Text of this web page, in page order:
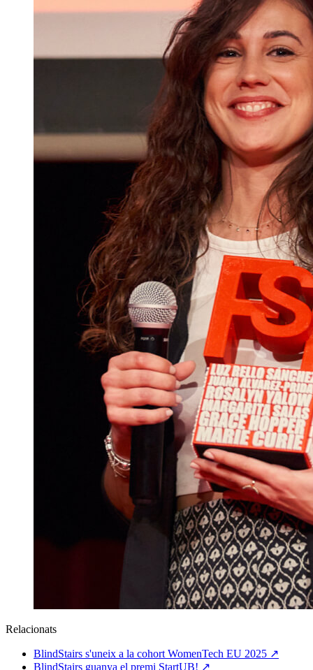
Relacionats
BlindStairs s'uneix a la cohort WomenTech EU 2025 ↗
BlindStairs guanya el premi StartUB! ↗